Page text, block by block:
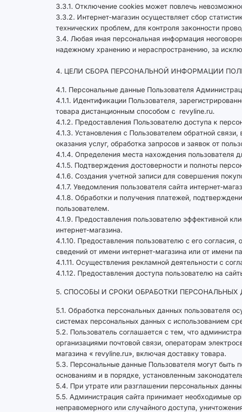
3.3.1. Отключение cookies может повлечь
3.3.2. Интернет-магазин осуществляет сбор
технических проблем, для контроля законности
3.4. Любая иная персональная информация
надежному хранению и нераспространению, за
4. ЦЕЛИ СБОРА ПЕРСОНАЛЬНОЙ ИНФОРМАЦИИ
4.1. Персональные данные Пользователя
4.1.1. Идентификации Пользователя,
товара дистанционным способом с revyline.ru.
4.1.2. Предоставления Пользователю доступа к
4.1.3. Установления с Пользователем обратной
оказания услуг, обработка запросов и заявок от
4.1.4. Определения места нахождения пользователя
4.1.5. Подтверждения достоверности и полноты
4.1.6. Создания учетной записи для совершения
4.1.7. Уведомления пользователя сайта интернет-
4.1.8. Обработки и получения платежей,
пользователем.
4.1.9. Предоставления пользователю эффективной
интернет-магазина.
4.1.10. Предоставления пользователю с его
сведений от имени интернет-магазина или от имени
4.1.11. Осуществления рекламной деятельности с
4.1.12. Предоставления доступа пользователю на
5. СПОСОБЫ И СРОКИ ОБРАБОТКИ ПЕРСОНАЛЬНЫХ
5.1. Обработка персональных данных пользователя
системах персональных данных с использованием
5.2. Пользователь соглашается с тем, что
организациями почтовой связи, операторам
магазина « revyline.ru», включая доставку товара.
5.3. Персональные данные Пользователя могут быть
основаниям и в порядке, установленным
5.4. При утрате или разглашении персональных
5.5. Администрация сайта принимает необходимые
неправомерного или случайного доступа,